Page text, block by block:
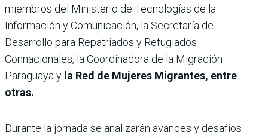
miembros del Ministerio de Tecnologías de la
Información y Comunicación, la Secretaría de
Desarrollo para Repatriados y Refugiados
Connacionales, la Coordinadora de la Migración
Paraguaya y la Red de Mujeres Migrantes, entre
otras.
Durante la jornada se analizarán avances y desafíos